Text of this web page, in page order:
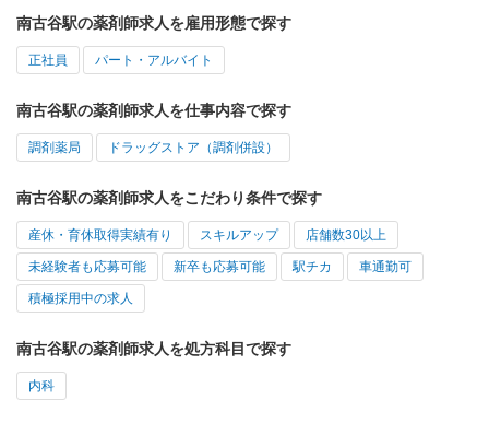
南古谷駅の薬剤師求人を雇用形態で探す
正社員 パート・アルバイト
南古谷駅の薬剤師求人を仕事内容で探す
調剤薬局 ドラッグストア（調剤併設）
南古谷駅の薬剤師求人をこだわり条件で探す
産休・育休取得実績有り スキルアップ 店舗数30以上
未経験者も応募可能 新卒も応募可能 駅チカ 車通勤可
積極採用中の求人
南古谷駅の薬剤師求人を処方科目で探す
内科